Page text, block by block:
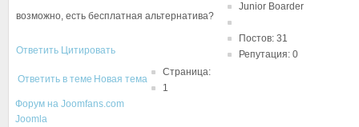
возможно, есть бесплатная альтернатива?
Junior Boarder
Постов: 31
Репутация: 0
Ответить Цитировать
Ответить в теме Новая тема
Страница:
1
Форум на Joomfans.com
Joomla